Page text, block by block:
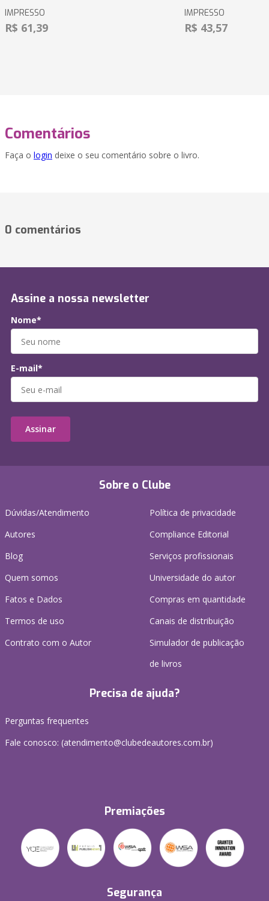
IMPRESSO
R$ 61,39
IMPRESSO
R$ 43,57
Comentários
Faça o login deixe o seu comentário sobre o livro.
0 comentários
Sobre o Clube
Dúvidas/Atendimento
Autores
Blog
Quem somos
Fatos e Dados
Termos de uso
Contrato com o Autor
Política de privacidade
Compliance Editorial
Serviços profissionais
Universidade do autor
Compras em quantidade
Canais de distribuição
Simulador de publicação
de livros
Precisa de ajuda?
Perguntas frequentes
Fale conosco: (atendimento@clubedeautores.com.br)
Premiações
Segurança
Assine a nossa newsletter
Nome*
E-mail*
Assinar